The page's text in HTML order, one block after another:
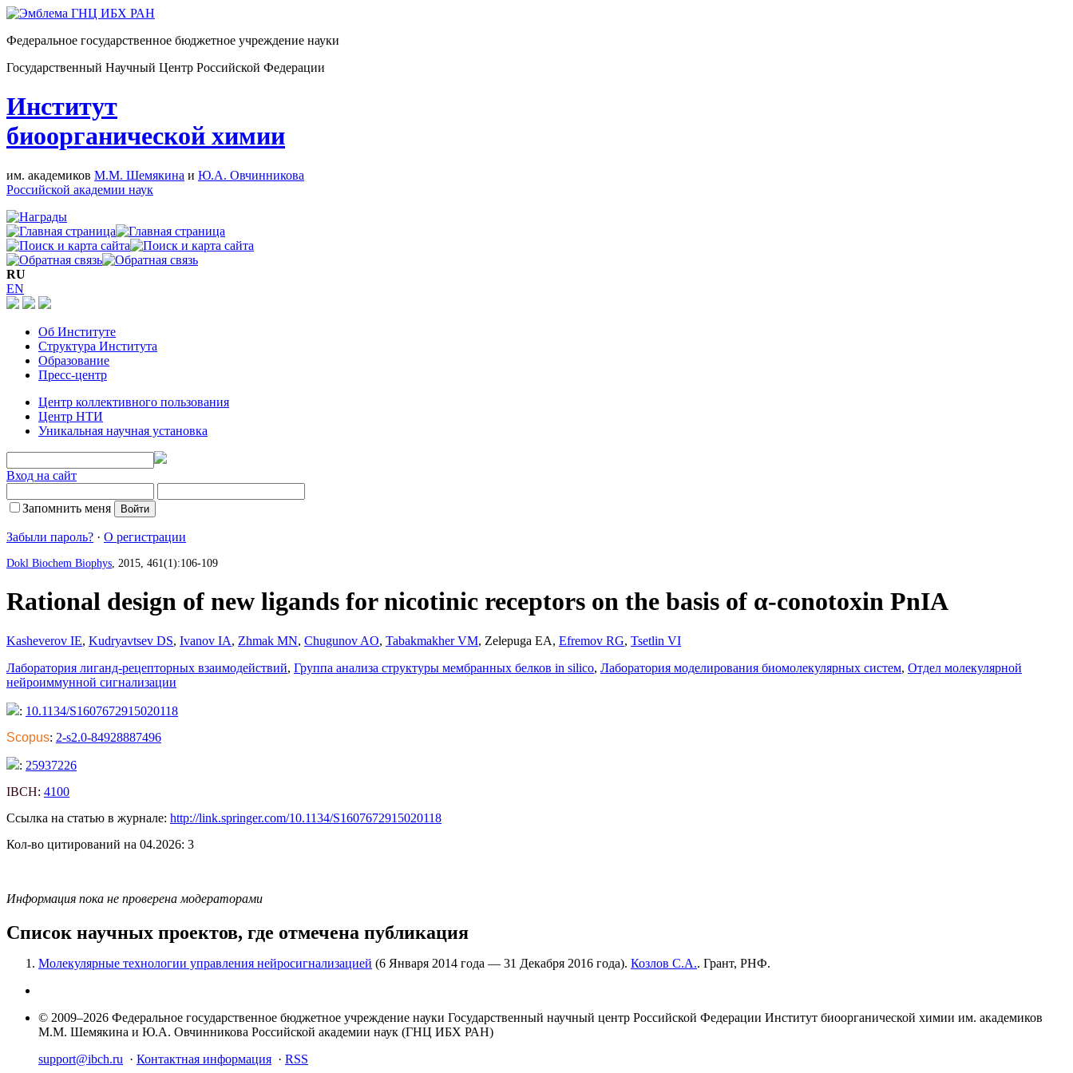
Федеральное государственное бюджетное учреждение науки
Государственный Научный Центр Российской Федерации
Институт
биоорганической химии
им. академиков М.М. Шемякина и Ю.А. Овчинникова
Российской академии наук
RU
EN
Об Институте
Структура Института
Образование
Пресс-центр
Центр коллективного пользования
Центр НТИ
Уникальная научная установка
Вход на сайт
Запомнить меня
Забыли пароль? · О регистрации
Dokl Biochem Biophys , 2015, 461(1):106-109
Rational design of new ligands for nicotinic receptors on the basis of α-conotoxin PnIA
Kasheverov IE, Kudryavtsev DS, Ivanov IA, Zhmak MN, Chugunov AO, Tabakmakher VM, Zelepuga EA, Efremov RG, Tsetlin VI
Лаборатория лиганд-рецепторных взаимодействий, Группа анализа структуры мембранных белков in silico, Лаборатория моделирования биомолекулярных систем, Отдел молекулярной
нейроиммунной сигнализации
: 10.1134/S1607672915020118
Scopus: 2-s2.0-84928887496
: 25937226
IBCH: 4100
Ссылка на статью в журнале: http://link.springer.com/10.1134/S1607672915020118
Кол-во цитирований на 04.2026: 3
Информация пока не проверена модераторами
Список научных проектов, где отмечена публикация
Молекулярные технологии управления нейросигнализацией (6 Января 2014 года — 31 Декабря 2016 года). Козлов С.А.. Грант, РНФ.
© 2009–2026 Федеральное государственное бюджетное учреждение науки Государственный научный центр Российской Федерации Институт биоорганической химии им. академиков
М.М. Шемякина и Ю.А. Овчинникова Российской академии наук (ГНЦ ИБХ РАН)
support@ibch.ru · Контактная информация · RSS